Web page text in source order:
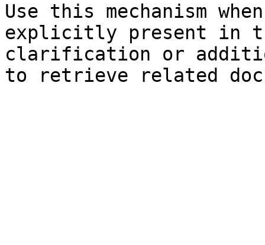
Use this mechanism
explicitly present in
clarification or